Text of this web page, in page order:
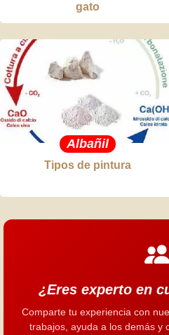
gato
Albañil
Tipos de pintura
¿Eres experto en
Comparte tu experiencia con
trabajos, ayuda a los demás y